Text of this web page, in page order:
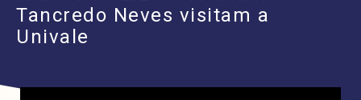
Tancredo Neves visitam a
Univale